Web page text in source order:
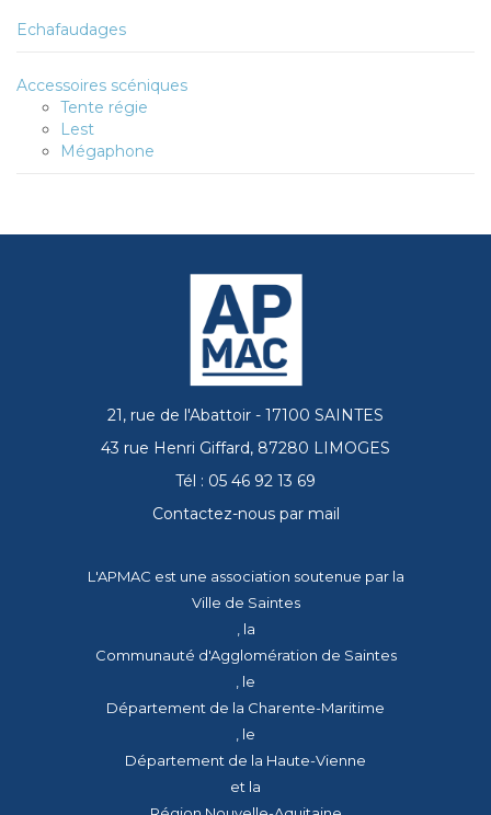
Echafaudages
Accessoires scéniques
Tente régie
Lest
Mégaphone
21, rue de l'Abattoir - 17100 SAINTES
43 rue Henri Giffard, 87280 LIMOGES
Tél : 05 46 92 13 69
Contactez-nous par mail
L'APMAC est une association soutenue par la
Ville de Saintes
, la
Communauté d'Agglomération de Saintes
, le
Département de la Charente-Maritime
, le
Département de la Haute-Vienne
et la